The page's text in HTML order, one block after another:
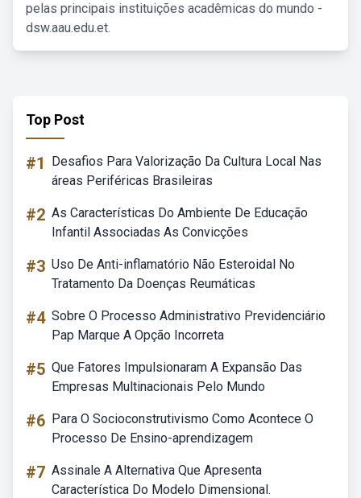
pelas principais instituições acadêmicas do mundo -
dsw.aau.edu.et.
Top Post
#1
Desafios Para Valorização Da Cultura Local Nas
áreas Periféricas Brasileiras
#2 As Características Do Ambiente De Educação
Infantil Associadas As Convicções
#3 Uso De Anti-inflamatório Não Esteroidal No
Tratamento Da Doenças Reumáticas
#4 Sobre O Processo Administrativo Previdenciário
Pap Marque A Opção Incorreta
#5 Que Fatores Impulsionaram A Expansão Das
Empresas Multinacionais Pelo Mundo
#6 Para O Socioconstrutivismo Como Acontece O
Processo De Ensino-aprendizagem
#7 Assinale A Alternativa Que Apresenta
Característica Do Modelo Dimensional.